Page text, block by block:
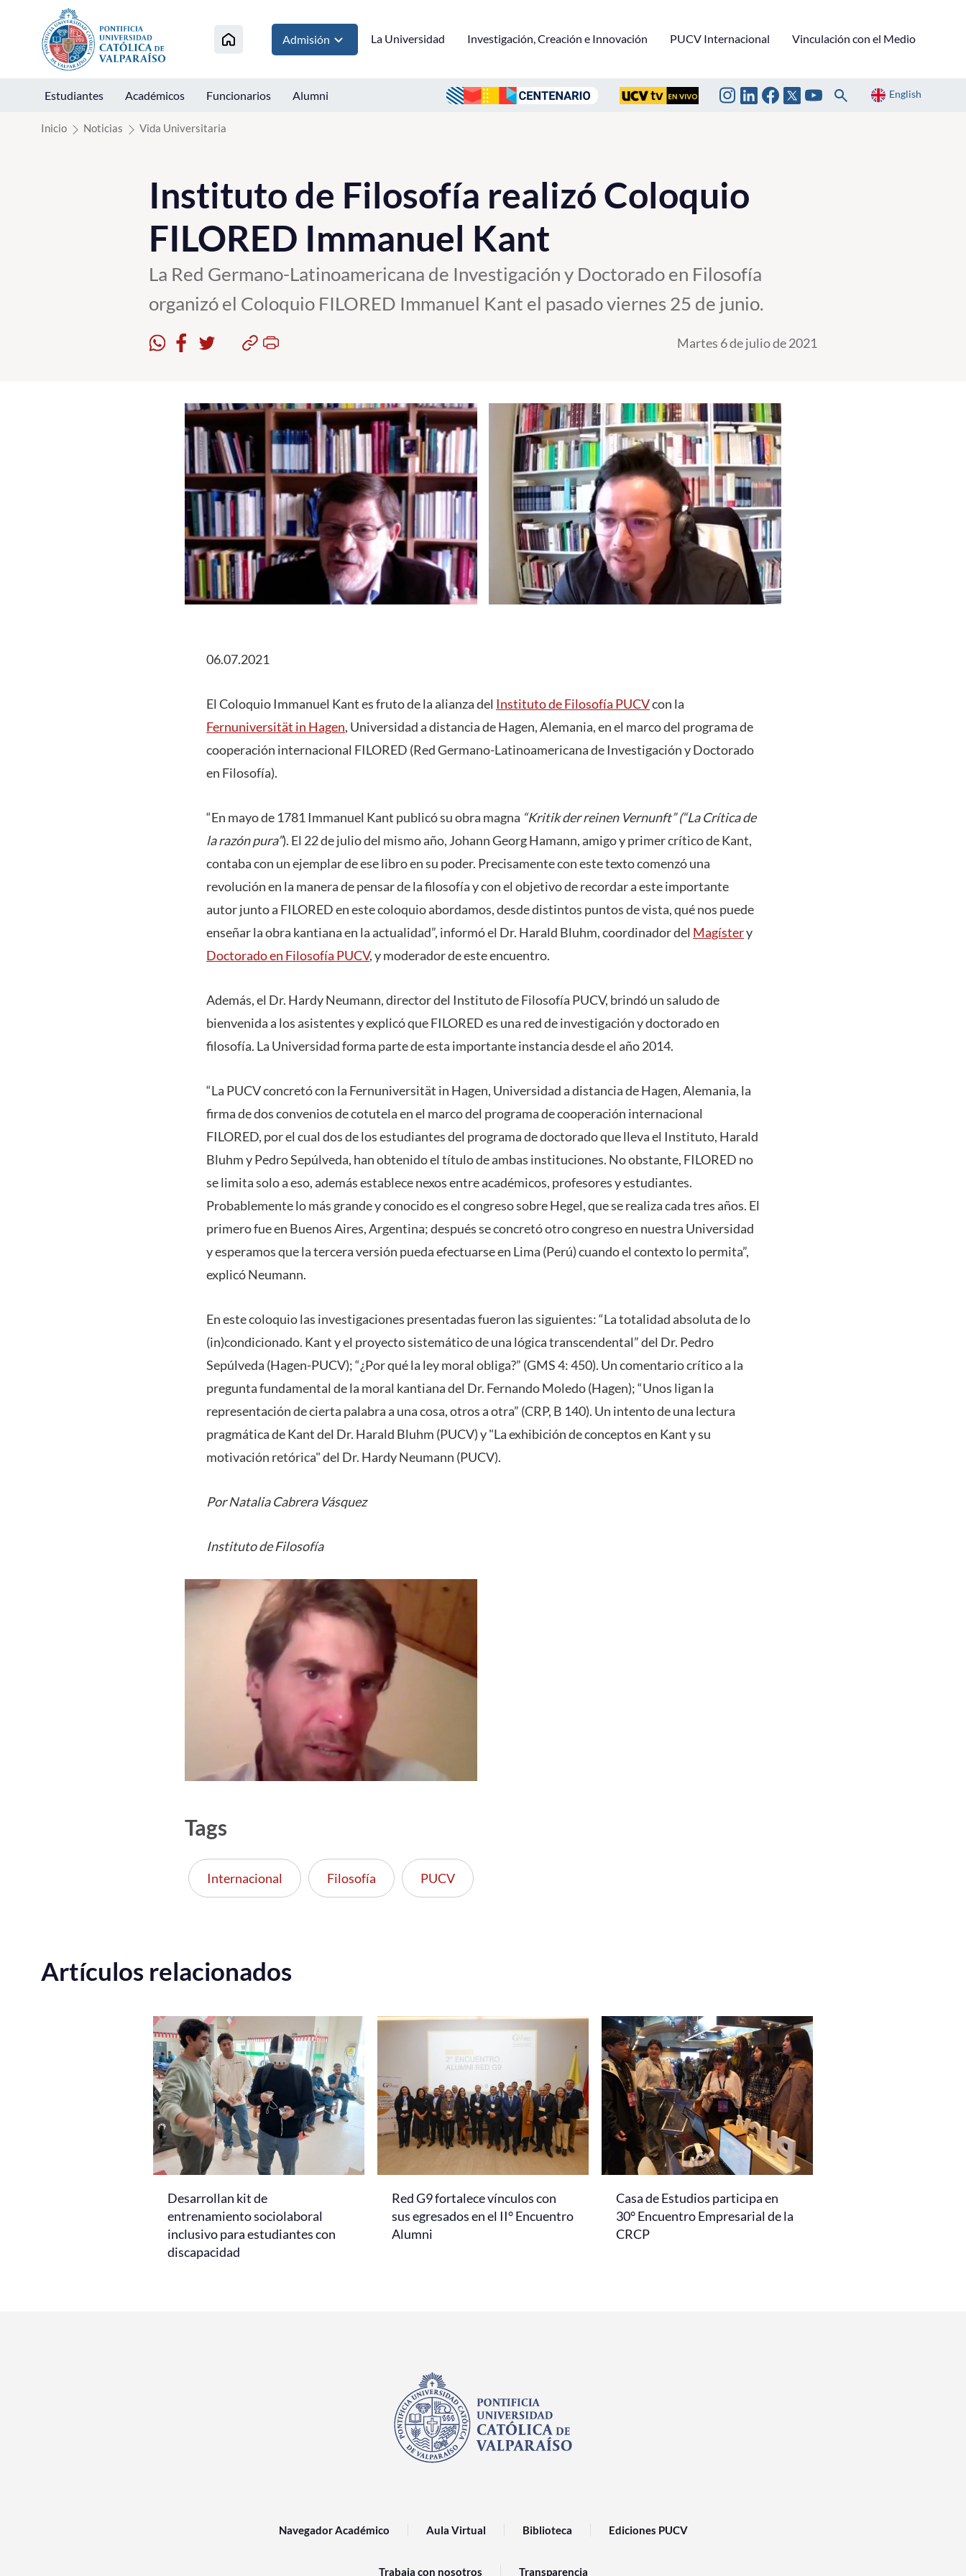
Click acá para ir directamente al contenido
Admisión La Universidad Investigación, Creación e Innovación PUCV Internacional Vinculación con el Medio
Estudiantes Académicos Funcionarios Alumni English
Inicio Noticias Vida Universitaria
Instituto de Filosofía realizó Coloquio
FILORED Immanuel Kant
La Red Germano-Latinoamericana de Investigación y Doctorado en Filosofía
organizó el Coloquio FILORED Immanuel Kant el pasado viernes 25 de junio.
Martes 6 de julio de 2021
06.07.2021
El Coloquio Immanuel Kant es fruto de la alianza del Instituto de Filosofía PUCVcon la
Fernuniversität in Hagen, Universidad a distancia de Hagen, Alemania, en el marco del programa de
cooperación internacional FILORED (Red Germano-Latinoamericana de Investigación y Doctorado
en Filosofía).
“En mayo de 1781 Immanuel Kant publicó su obra magna “Kritik der reinen Vernunft” (“La Crítica de
la razón pura”). El 22 de julio del mismo año, Johann Georg Hamann, amigo y primer crítico de Kant,
contaba con un ejemplar de ese libro en su poder. Precisamente con este texto comenzó una
revolución en la manera de pensar de la filosofía y con el objetivo de recordar a este importante
autor junto a FILORED en este coloquio abordamos, desde distintos puntos de vista, qué nos puede
enseñar la obra kantiana en la actualidad”, informó el Dr. Harald Bluhm, coordinador del Magístery
Doctorado en Filosofía PUCV, y moderador de este encuentro.
Además, el Dr. Hardy Neumann, director del Instituto de Filosofía PUCV, brindó un saludo de
bienvenida a los asistentes y explicó que FILORED es una red de investigación y doctorado en
filosofía. La Universidad forma parte de esta importante instancia desde el año 2014.
“La PUCV concretó con la Fernuniversität in Hagen, Universidad a distancia de Hagen, Alemania, la
firma de dos convenios de cotutela en el marco del programa de cooperación internacional
FILORED, por el cual dos de los estudiantes del programa de doctorado que lleva el Instituto, Harald
Bluhm y Pedro Sepúlveda, han obtenido el título de ambas instituciones. No obstante, FILORED no
se limita solo a eso, además establece nexos entre académicos, profesores y estudiantes.
Probablemente lo más grande y conocido es el congreso sobre Hegel, que se realiza cada tres años. El
primero fue en Buenos Aires, Argentina; después se concretó otro congreso en nuestra Universidad
y esperamos que la tercera versión pueda efectuarse en Lima (Perú) cuando el contexto lo permita”,
explicó Neumann.
En este coloquio las investigaciones presentadas fueron las siguientes: “La totalidad absoluta de lo
(in)condicionado. Kant y el proyecto sistemático de una lógica transcendental” del Dr. Pedro
Sepúlveda (Hagen-PUCV); “¿Por qué la ley moral obliga?” (GMS 4: 450). Un comentario crítico a la
pregunta fundamental de la moral kantiana del Dr. Fernando Moledo (Hagen); “Unos ligan la
representación de cierta palabra a una cosa, otros a otra” (CRP, B 140). Un intento de una lectura
pragmática de Kant del Dr. Harald Bluhm (PUCV) y "La exhibición de conceptos en Kant y su
motivación retórica" del Dr. Hardy Neumann (PUCV).
Por Natalia Cabrera Vásquez
Instituto de Filosofía
Tags
Internacional Filosofía PUCV
Artículos relacionados
Desarrollan kit de
entrenamiento sociolaboral
inclusivo para estudiantes con
discapacidad
Red G9 fortalece vínculos con
sus egresados en el II° Encuentro
Alumni
Casa de Estudios participa en
30° Encuentro Empresarial de la
CRCP
Navegador Académico Aula Virtual Biblioteca Ediciones PUCV
Trabaja con nosotros Transparencia